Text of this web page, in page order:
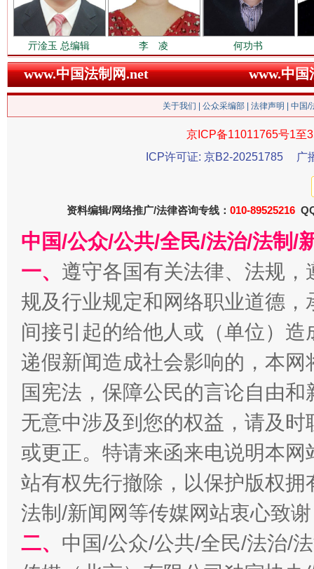
衣柜里的秘密
春天里的科技盛宴
巳巳如意，开工大吉！ 三轮上
亓淦玉 总编辑 李 凌 何功书
www.中国法制网.net www.中
关于我们 公众采编部 法律声明 | 中国
京ICP备11011765号1至
ICP许可证: 京B2-20251785
广
资料编辑/网络推广/法律咨询专线： 010-89525216
中国/公众/公共/全民/法治/法制/
一、 遵守各国有关法律、法规
规及行业规定和网络职业道德
间接引起的给他人或（单位）
递假新闻造成社会影响的，本
国宪法，保障公民的言论自由
无意中涉及到您的权益，请及
或更正。特请来函来电说明本
站有权先行撤除，以保护版权
法制/新闻网等传媒网站衷心致
二、 中国/公众/公共/全民/法治/